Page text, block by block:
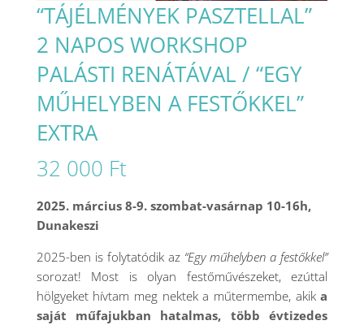
“TÁJÉLMÉNYEK PASZTELLAL”
2 NAPOS WORKSHOP
PALÁSTI RENÁTÁVAL / “EGY
MŰHELYBEN A FESTŐKKEL”
EXTRA
32 000 Ft
2025. március 8-9. szombat-vasárnap 10-16h,
Dunakeszi
2025-ben is folytatódik az “Egy műhelyben a festőkkel”
sorozat! Most is olyan festőművészeket, ezúttal
hölgyeket hívtam meg nektek a műtermembe, akika
saját műfajukban hatalmas, több évtizedes